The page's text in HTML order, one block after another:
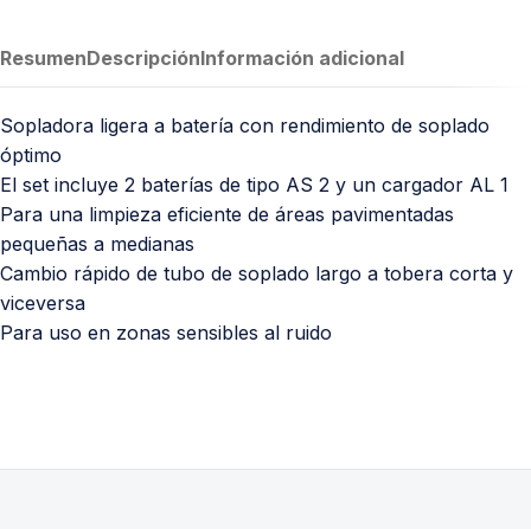
ResumenDescripciónInformación adicional
Sopladora ligera a batería con rendimiento de soplado
óptimo
El set incluye 2 baterías de tipo AS 2 y un cargador AL 1
Para una limpieza eficiente de áreas pavimentadas
pequeñas a medianas
Cambio rápido de tubo de soplado largo a tobera corta y
viceversa
Para uso en zonas sensibles al ruido